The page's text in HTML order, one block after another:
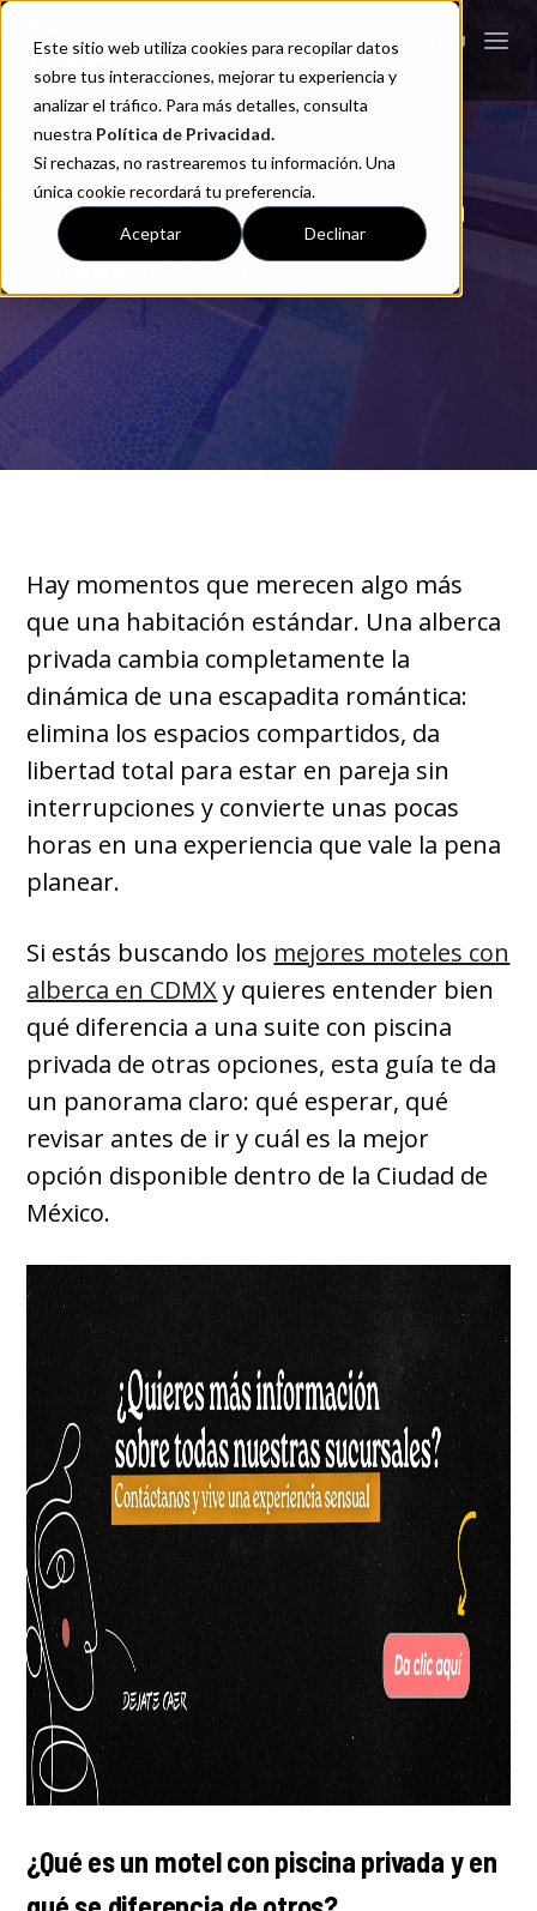
Este sitio web utiliza cookies para recopilar datos
sobre tus interacciones, mejorar tu experiencia y
analizar el tráfico. Para más detalles, consulta
nuestra Política de Privacidad.
Si rechazas, no rastrearemos tu información. Una
única cookie recordará tu preferencia.
Aceptar Declinar
Los mejores moteles con piscina
privada en CDMX
Hay momentos que merecen algo más
que una habitación estándar. Una alberca
privada cambia completamente la
dinámica de una escapadita romántica:
elimina los espacios compartidos, da
libertad total para estar en pareja sin
interrupciones y convierte unas pocas
horas en una experiencia que vale la pena
planear.
Si estás buscando los mejores moteles con
alberca en CDMXy quieres entender bien
qué diferencia a una suite con piscina
privada de otras opciones, esta guía te da
un panorama claro: qué esperar, qué
revisar antes de ir y cuál es la mejor
opción disponible dentro de la Ciudad de
México.
¿Qué es un motel con piscina privada y en